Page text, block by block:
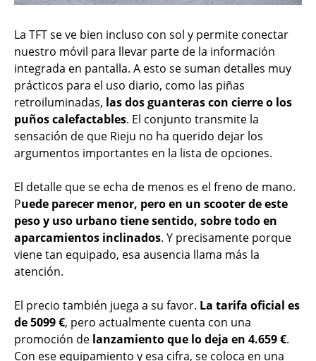
La TFT se ve bien incluso con sol y permite conectar
nuestro móvil para llevar parte de la información
integrada en pantalla. A esto se suman detalles muy
prácticos para el uso diario, como las piñas
retroiluminadas, las dos guanteras con cierre o los
puños calefactables. El conjunto transmite la
sensación de que Rieju no ha querido dejar los
argumentos importantes en la lista de opciones.
El detalle que se echa de menos es el freno de mano.
Puede parecer menor, pero en un scooter de este
peso y uso urbano tiene sentido, sobre todo en
aparcamientos inclinados. Y precisamente porque
viene tan equipado, esa ausencia llama más la
atención.
El precio también juega a su favor. La tarifa oficial es
de 5099 €, pero actualmente cuenta con una
promoción de lanzamiento que lo deja en 4.659 €.
Con ese equipamiento y esa cifra, se coloca en una